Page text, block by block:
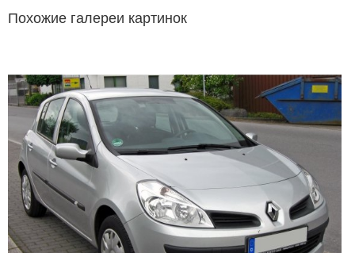
Похожие галереи картинок